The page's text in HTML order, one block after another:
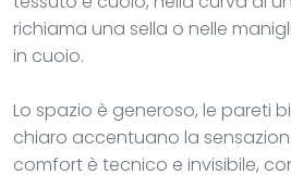
richiama una sella o nelle
in cuoio.
Lo spazio è generoso, le pareti
chiaro accentuano la
comfort è tecnico e invisibile,